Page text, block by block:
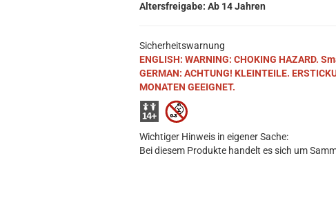
Altersfreigabe: Ab 14 Jahren
Sicherheitswarnung
ENGLISH: WARNING: CHOKING HAZARD.
GERMAN: ACHTUNG! KLEINTEILE.
MONATEN GEEIGNET.
Wichtiger Hinweis in eigener Sache:
Bei diesem Produkte handelt es sich um